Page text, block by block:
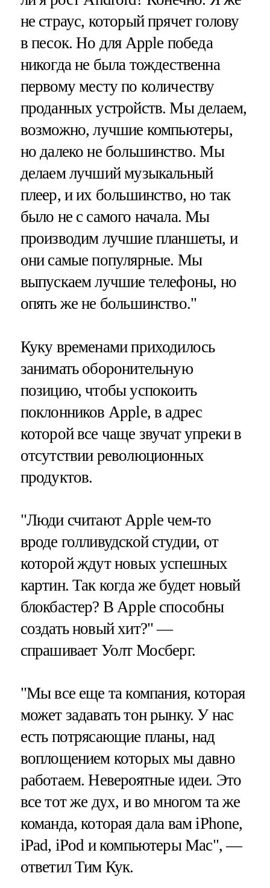
не страус, который прячет голову
в песок. Но для Apple победа
никогда не была тождественна
первому месту по количеству
проданных устройств. Мы делаем,
возможно, лучшие компьютеры,
но далеко не большинство. Мы
делаем лучший музыкальный
плеер, и их большинство, но так
было не с самого начала. Мы
производим лучшие планшеты, и
они самые популярные. Мы
выпускаем лучшие телефоны, но
опять же не большинство."
Куку временами приходилось
занимать оборонительную
позицию, чтобы успокоить
поклонников Apple, в адрес
которой все чаще звучат упреки в
отсутствии революционных
продуктов.
"Люди считают Apple чем-то
вроде голливудской студии, от
которой ждут новых успешных
картин. Так когда же будет новый
блокбастер? В Apple способны
создать новый хит?" —
спрашивает Уолт Мосберг.
"Мы все еще та компания, которая
может задавать тон рынку. У нас
есть потрясающие планы, над
воплощением которых мы давно
работаем. Невероятные идеи. Это
все тот же дух, и во многом та же
команда, которая дала вам iPhone,
iPad, iPod и компьютеры Mac", —
ответил Тим Кук.